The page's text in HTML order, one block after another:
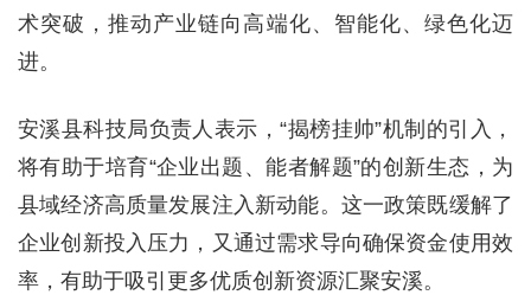
术突破，推动产业链向高端化、智能化、绿色化迈
进。
安溪县科技局负责人表示，“揭榜挂帅”机制的引入，
将有助于培育“企业出题、能者解题”的创新生态，为
县域经济高质量发展注入新动能。这一政策既缓解了
企业创新投入压力，又通过需求导向确保资金使用效
率，有助于吸引更多优质创新资源汇聚安溪。